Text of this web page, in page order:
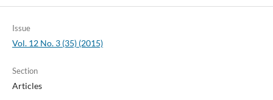
Issue
Vol. 12 No. 3 (35) (2015)
Section
Articles